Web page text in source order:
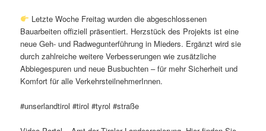
Letzte Woche Freitag wurden die abgeschlossenen
Bauarbeiten offiziell präsentiert. Herzstück des Projekts ist eine
neue Geh- und Radwegunterführung in Mieders. Ergänzt wird sie
durch zahlreiche weitere Verbesserungen wie zusätzliche
Abbiegespuren und neue Busbuchten – für mehr Sicherheit und
Komfort für alle VerkehrsteilnehmerInnen.
#unserlandtirol #tirol #tyrol #straße